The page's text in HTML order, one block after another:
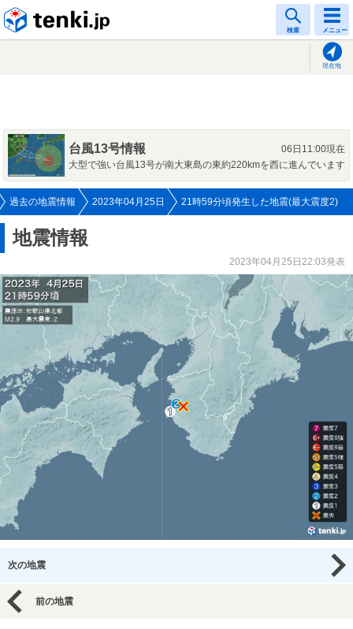
検索 メニュー
現在地
台風13号情報
06日11:00現在
大型で強い台風13号が南大東島の東約220kmを西に進んでいます
過去の地震情報 2023年04月25日 21時59分頃発生した地震(最大震度2)
地震情報
2023年04月25日22:03発表
次の地震
前の地震